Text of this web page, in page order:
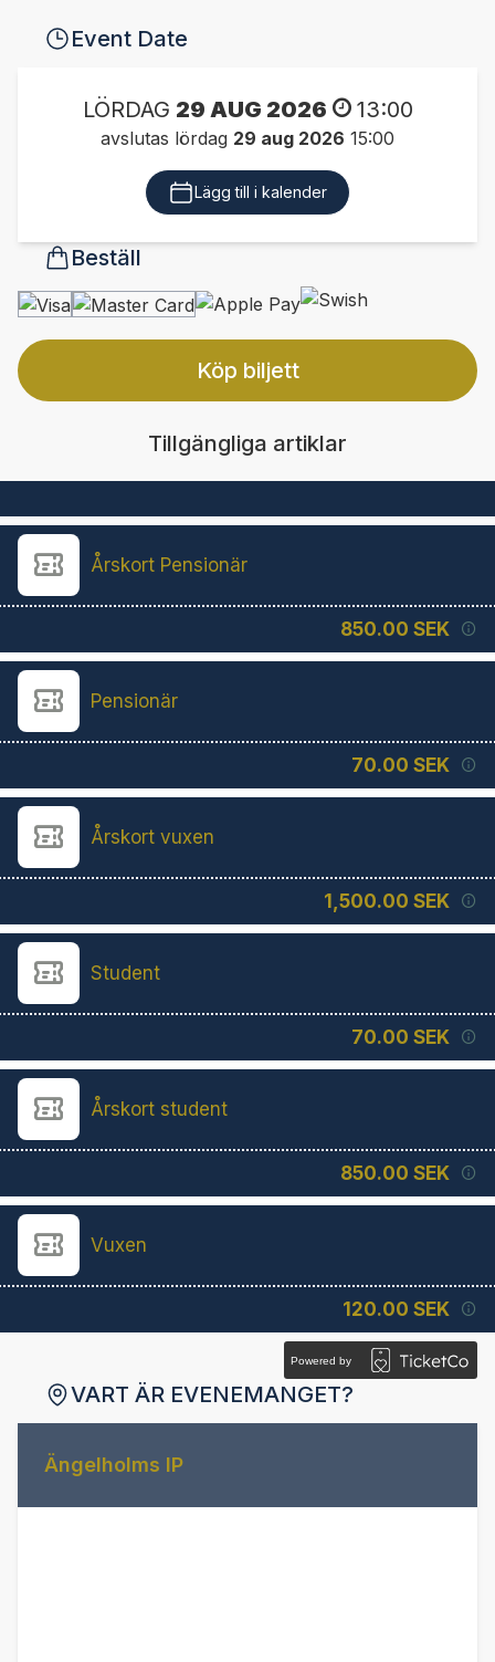
Event Date
LÖRDAG 29 AUG 2026 13:00
avslutas lördag 29 aug 2026 15:00
Lägg till i kalender
Beställ
Köp biljett
Tillgängliga artiklar
Årskort Pensionär
850.00 SEK
Pensionär
70.00 SEK
Årskort vuxen
1,500.00 SEK
Student
70.00 SEK
Årskort student
850.00 SEK
Vuxen
120.00 SEK
Powered by
VART ÄR EVENEMANGET?
Ängelholms IP